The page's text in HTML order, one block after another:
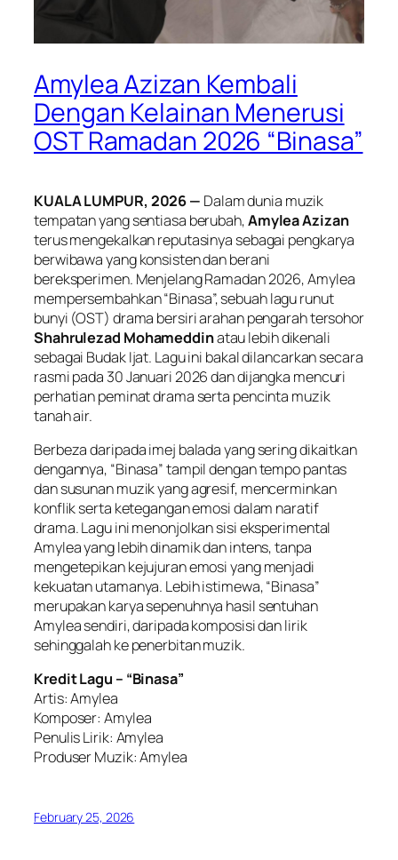
Amylea Azizan Kembali
Dengan Kelainan Menerusi
OST Ramadan 2026 “Binasa”
KUALA LUMPUR, 2026 — Dalam dunia muzik
tempatan yang sentiasa berubah,Amylea Azizan
terus mengekalkan reputasinya sebagai pengkarya
berwibawa yang konsisten dan berani
bereksperimen. Menjelang Ramadan 2026, Amylea
mempersembahkan “Binasa”, sebuah lagu runut
bunyi (OST) drama bersiri arahan pengarah tersohor
Shahrulezad Mohameddinatau lebih dikenali
sebagai Budak Ijat. Lagu ini bakal dilancarkan secara
rasmi pada 30 Januari 2026 dan dijangka mencuri
perhatian peminat drama serta pencinta muzik
tanah air.
Berbeza daripada imej balada yang sering dikaitkan
dengannya, “Binasa” tampil dengan tempo pantas
dan susunan muzik yang agresif, mencerminkan
konflik serta ketegangan emosi dalam naratif
drama. Lagu ini menonjolkan sisi eksperimental
Amylea yang lebih dinamik dan intens, tanpa
mengetepikan kejujuran emosi yang menjadi
kekuatan utamanya. Lebih istimewa, “Binasa”
merupakan karya sepenuhnya hasil sentuhan
Amylea sendiri, daripada komposisi dan lirik
sehinggalah ke penerbitan muzik.
Kredit Lagu – “Binasa”
Artis: Amylea
Komposer: Amylea
Penulis Lirik: Amylea
Produser Muzik: Amylea
February 25, 2026